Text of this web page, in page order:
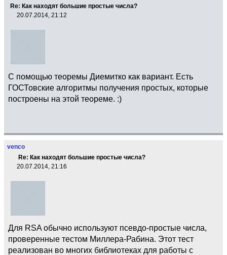
Re: Как находят большие простые числа?
20.07.2014, 21:12
С помощью теоремы Диемитко как вариант. Есть
ГОСТовские алгоритмы получения простых, которые
построены на этой теореме. :)
venco
Re: Как находят большие простые числа?
20.07.2014, 21:16
Для RSA обычно используют псевдо-простые числа,
проверенные тестом Миллера-Рабина. Этот тест
реализован во многих библиотеках для работы с